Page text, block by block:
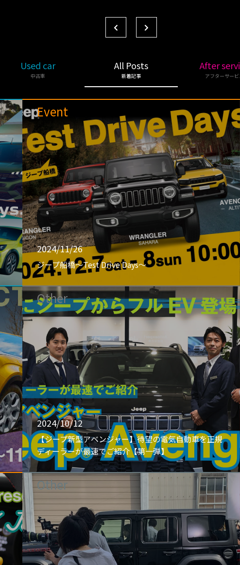
Used car
中古車
All Posts
新着記事
After
アフターサービ
Event
2024/11/26
ジープ船橋〜Test Drive Days〜
Other
2024/10/12
【ジープ新型アベンジャー】待望の電気自動車を正規
ディーラーが最速でご紹介【第一弾】
Other